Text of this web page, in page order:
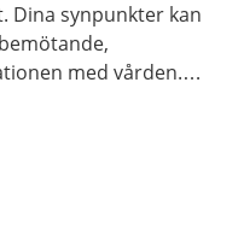
Dina synpunkter kan
med vården.